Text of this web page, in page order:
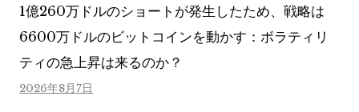
1億260万ドルのショートが発生したため、戦略は
6600万ドルのビットコインを動かす：ボラティリ
ティの急上昇は来るのか？
2026年8月7日